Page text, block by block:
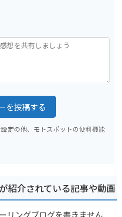
を投稿する
定の他、モトスポットの便利機能
紹介されている記事や動画